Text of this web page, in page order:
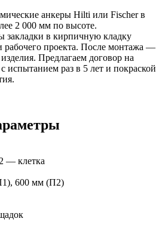
анкеры Hilti или Fischer в
2 000 мм по высоте.
закладки в кирпичную кладку
рабочего проекта. После монтажа —
Предлагаем договор на
испытанием раз в 5 лет и покраской
— клетка
600 мм (П2)